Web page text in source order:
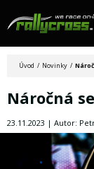
Úvod / Novinky /
Náročná
23.11.2023 | Autor: